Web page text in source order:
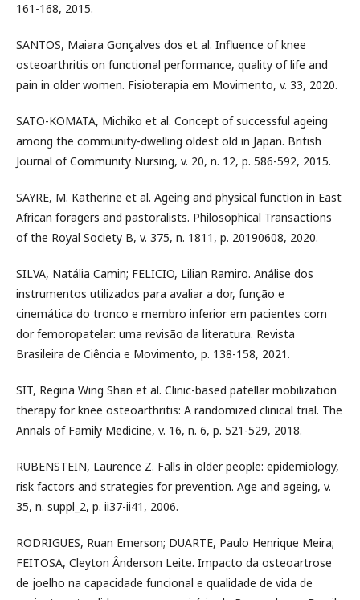
161-168, 2015.
SANTOS, Maiara Gonçalves dos et al. Influence of knee
osteoarthritis on functional performance, quality of life and
pain in older women. Fisioterapia em Movimento, v. 33, 2020.
SATO-KOMATA, Michiko et al. Concept of successful ageing
among the community-dwelling oldest old in Japan. British
Journal of Community Nursing, v. 20, n. 12, p. 586-592, 2015.
SAYRE, M. Katherine et al. Ageing and physical function in East
African foragers and pastoralists. Philosophical Transactions
of the Royal Society B, v. 375, n. 1811, p. 20190608, 2020.
SILVA, Natália Camin; FELICIO, Lilian Ramiro. Análise dos
instrumentos utilizados para avaliar a dor, função e
cinemática do tronco e membro inferior em pacientes com
dor femoropatelar: uma revisão da literatura. Revista
Brasileira de Ciência e Movimento, p. 138-158, 2021.
SIT, Regina Wing Shan et al. Clinic-based patellar mobilization
therapy for knee osteoarthritis: A randomized clinical trial. The
Annals of Family Medicine, v. 16, n. 6, p. 521-529, 2018.
RUBENSTEIN, Laurence Z. Falls in older people: epidemiology,
risk factors and strategies for prevention. Age and ageing, v.
35, n. suppl_2, p. ii37-ii41, 2006.
RODRIGUES, Ruan Emerson; DUARTE, Paulo Henrique Meira;
FEITOSA, Cleyton Ânderson Leite. Impacto da osteoartrose
de joelho na capacidade funcional e qualidade de vida de